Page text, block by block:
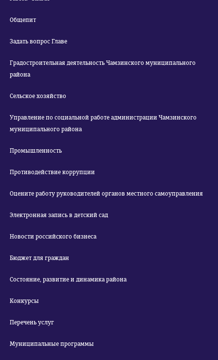
Общепит
Задать вопрос Главе
Градостроительная деятельность Чамзинского муниципального
района
Сельское хозяйство
Управление по социальной работе администрации Чамзинского
муниципального района
Промышленность
Противодействие коррупции
Оцените работу руководителей органов местного самоуправления
Электронная запись в детский сад
Новости российского бизнеса
Бюджет для граждан
Состояние, развитие и динамика района
Конкурсы
Перечень услуг
Муниципальные программы